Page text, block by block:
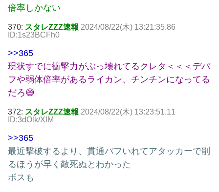
倍率しかない
370: スタレZZZ速報 2024/08/22(木) 13:21:35.86
ID:1s23BCFh0
>>365
現状すでに衝撃力がぶっ壊れてるクレタ＜＜＜デバ
フや弱体倍率があるライカン、チンチンになってる
だろ😅
372: スタレZZZ速報 2024/08/22(木) 13:23:51.11
ID:3dOlk/XlM
>>365
最近撃破するより、貫通バフいれてアタッカーで削
るほうが早く敵死ぬとわかった
ボスも